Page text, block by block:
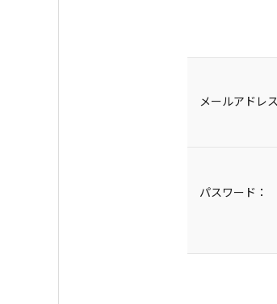
メールアドレ
パスワード：